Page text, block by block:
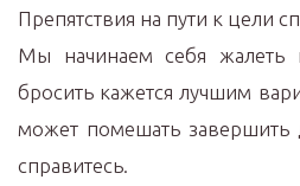
Препятствия на пути к цели
Мы начинаем себя жалеть
бросить кажется лучшим
может помешать
справитесь.